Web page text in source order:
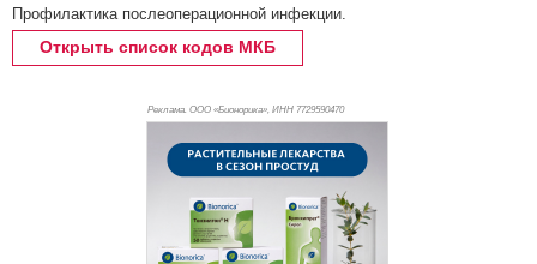
Профилактика послеоперационной инфекции.
Открыть список кодов МКБ
Реклама. ООО «Бионорика», ИНН 7729590470